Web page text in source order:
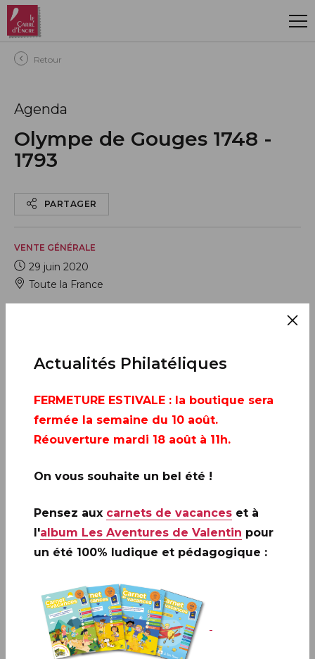
Aller au contenu principal
Retour
Agenda
Olympe de Gouges 1748 -
1793
PARTAGER
VENTE GÉNÉRALE
29 juin 2020
Toute la France
Actualités Philatéliques
FERMETURE ESTIVALE : la boutique sera
fermée la semaine du 10 août.
Réouverture mardi 18 août à 11h.
On vous souhaite un bel été !
Pensez aux carnets de vacances et à
l'album Les Aventures de Valentin pour
un été 100% ludique et pédagogique :